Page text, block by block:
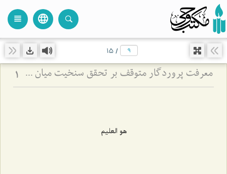
language
view_headline
/
15
معرفت پروردگار متوقف بر تحقق سنخیت میان عبد و رب 1
هو العليم